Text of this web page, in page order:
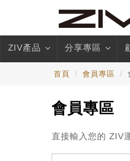
ZIV產品 分享專區
首頁 會員專區
會員專區
直接輸入您的 ZIV